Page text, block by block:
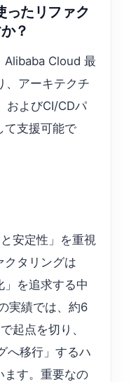
たリファク
？
Alibaba Cloud 最
、アーキテクチ
およびCI/CDパ
て支援可能で
安定性」を重視
クタリングは
」を追求する中
実績では、約6
起点を切り、
へ移行」するハ
ます。重要なの